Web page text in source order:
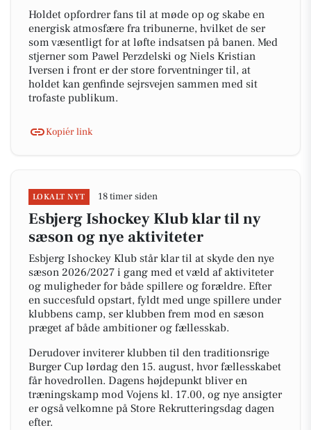
Holdet opfordrer fans til at møde op og skabe en
energisk atmosfære fra tribunerne, hvilket de ser
som væsentligt for at løfte indsatsen på banen. Med
stjerner som Pawel Perzdelski og Niels Kristian
Iversen i front er der store forventninger til, at
holdet kan genfinde sejrsvejen sammen med sit
trofaste publikum.
Kopiér link
LOKALT NYT 18 timer siden
Esbjerg Ishockey Klub klar til ny
sæson og nye aktiviteter
Esbjerg Ishockey Klub står klar til at skyde den nye
sæson 2026/2027 i gang med et væld af aktiviteter
og muligheder for både spillere og forældre. Efter
en succesfuld opstart, fyldt med unge spillere under
klubbens camp, ser klubben frem mod en sæson
præget af både ambitioner og fællesskab.
Derudover inviterer klubben til den traditionsrige
Burger Cup lørdag den 15. august, hvor fællesskabet
får hovedrollen. Dagens højdepunkt bliver en
træningskamp mod Vojens kl. 17.00, og nye ansigter
er også velkomne på Store Rekrutteringsdag dagen
efter.